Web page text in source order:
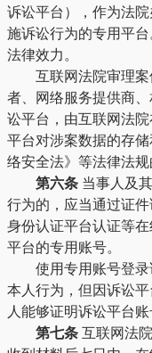
诉讼平台），作为法
施诉讼行为的专用平
法律效力。
互联网法院审理案
者、网络服务提供商
讼平台，由互联网法
平台对涉案数据的存
络安全法》等法律法规
第六条 当事人及
行为的，应当通过证
身份认证平台认证等
平台的专用账号。
使用专用账号登录
本人行为，但因诉讼
人能够证明诉讼平台账
第七条 互联网法